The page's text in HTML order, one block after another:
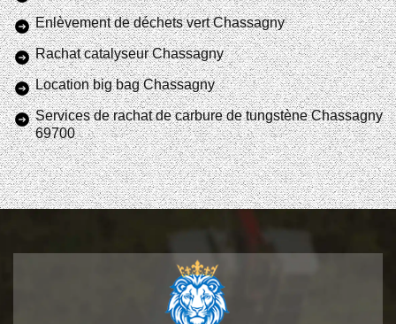
Enlèvement de déchets vert Chassagny
Rachat catalyseur Chassagny
Location big bag Chassagny
Services de rachat de carbure de tungstène Chassagny
69700